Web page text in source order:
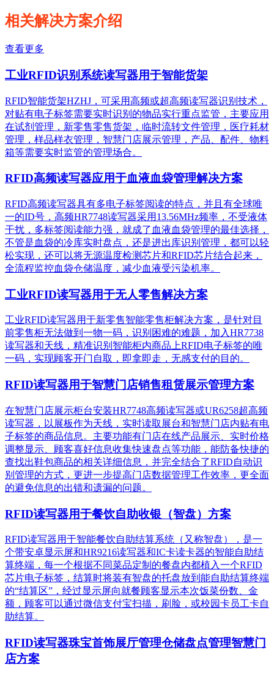
相关解决方案介绍
查看更多
工业RFID识别系统读写器用于智能货架
RFID智能货架HZHJ，可采用高频或超高频读写器识别技术，
对贴有电子标签需要实时识别的物品实行重点监管，主要应用
在试剂管理，新零售零售货架，临时流转文件管理，医疗耗材
管理，样品样衣管理，智慧门店展示管理，产品、配件、物料
箱等需要实时监管的管理场合。
RFID高频读写器应用于血液血袋管理解决方案
RFID高频读写器具有多电子标签阅读的特点，并且有全球唯
一的ID号，高频HR7748读写器采用13.56MHz频率，不受液体
干扰，多标签阅读能力强，就成了血液血袋管理的最佳选择，
不管是血袋的冷库实时盘点，还是进出库识别管理，都可以轻
松实现，还可以将无源温度检测芯片和RFID芯片结合起来，
全流程监控血袋仓储温度，减少血液受污染机率。
工业RFID读写器用于无人零售解决方案
工业RFID读写器用于新零售智能零售柜解决方案，是针对目
前零售柜无法做到一物一码，识别困难的难题，加入HR7738
读写器和天线，精准识别​智能柜内商品上RFID电子标签的唯
一码，实现顾客开门自取，即拿即走，无感支付的目的。
RFID读写器用于智慧门店销售租赁展示管理方案
在智慧门店展示柜台安装HR7748高频读写器或UR6258超高频
读写器，以展板作为天线，实时读取展台和智慧门店内贴有电
子标签的商品信息。主要功能有门店在线产品展示、实时价格
调整显示、顾客喜好信息收集快速盘点等功能，能防备快捷的
查找出鞋包商品的相关详细信息，并完全结合了RFID自动识
别管理的方式，更进一步提高门店数据管理工作效率，更全面
的避免信息的出错和遗漏的问题。
RFID读写器用于餐饮自助收银（智盘）方案
RFID读写器用于智能餐饮自助结算系统（又称智盘），是一
个带安卓显示屏和HR9216读写器和IC卡读卡器的智能自助结
算终端，每一个根据不同菜品定制的餐盘内都植入一个RFID
芯片电子标签，结算时将装有智盘的托盘放到能自助结算终端
的“结算区”，经过显示屏向就餐顾客显示本次饭菜份数、金
额，顾客可以通过微信支付宝扫描，刷脸，或校园卡员工卡自
助结算。
RFID读写器珠宝首饰展厅管理仓储盘点管理智慧门
店方案